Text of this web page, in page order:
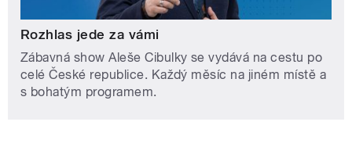
Rozhlas jede za vámi
Zábavná show Aleše Cibulky se vydává na cestu po
celé České republice. Každý měsíc na jiném místě a
s bohatým programem.